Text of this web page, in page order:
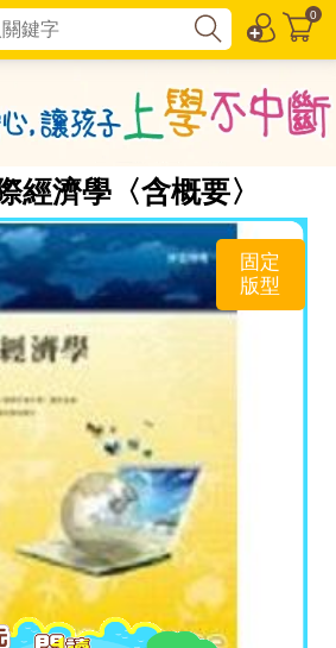
0
經濟學〈含概要〉
固定
版型